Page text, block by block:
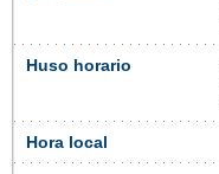
Huso horario
Hora local